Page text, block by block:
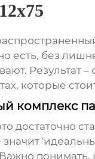
есть, без
Результат
которые
комплекс
достаточно